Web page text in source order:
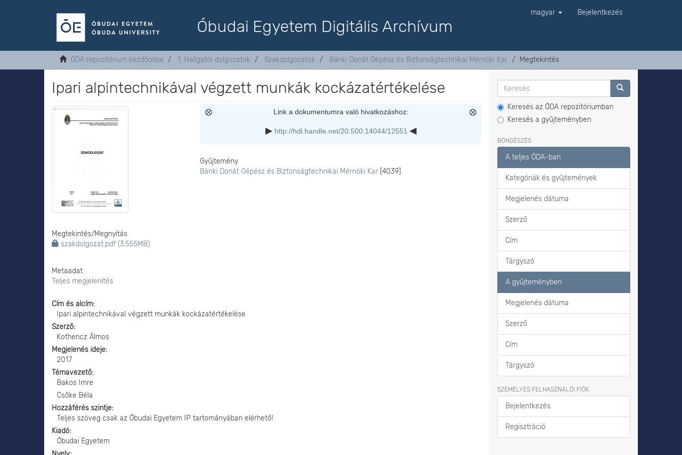
Óbudai Egyetem Digitális Archívum
magyar Bejelentkezés
ÓDA repozitórium kezdőoldal 1. Hallgatói dolgozatok Szakdolgozatok Bánki Donát Gépész és Biztonságtechnikai Mérnöki Kar Megtekintés
Ipari alpintechnikával végzett munkák kockázatértékelése
Megtekintés/Megnyitás
szakdolgozat.pdf (3.555MB)
Metaadat
Teljes megjelenítés
Link a dokumentumra való hivatkozáshoz:
http://hdl.handle.net/20.500.14044/12551
Gyűjtemény
Bánki Donát Gépész és Biztonságtechnikai Mérnöki Kar [4039]
Cím és alcím
Ipari alpintechnikával végzett munkák kockázatértékelése
Szerző
Kothencz Álmos
Megjelenés ideje
2017
Témavezető
Bakos Imre
Csőke Béla
Hozzáférés szintje
Teljes szöveg csak az Óbudai Egyetem IP tartományában elérhető!
Kiadó
Óbudai Egyetem
Keresés az ÓDA repozitóriumban
Keresés a gyűjteményben
BÖNGÉSZÉS
A teljes ÓDA-ban
Kategóriák és gyűjtemények
Megjelenés dátuma
Szerző
Cím
Tárgyszó
A gyűjteményben
Megjelenés dátuma
Szerző
Cím
Tárgyszó
SZEMÉLYES FELHASZNÁLÓI FIÓK
Bejelentkezés
Regisztráció